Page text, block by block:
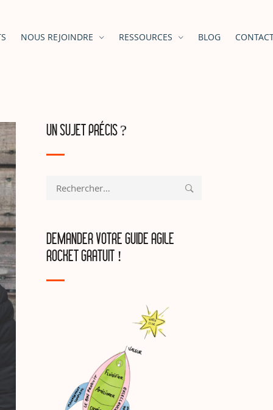
NOUS REJOINDRE RESSOURCES BLOG
UN SUJET PRÉCIS ?
Rechercher :
DEMANDER VOTRE GUIDE AGILE
ROCKET GRATUIT !